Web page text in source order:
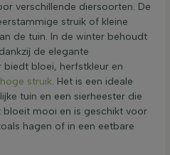
verschillende diersoorten. De
struik of kleine
de tuin. In de winter behoudt
de elegante
biedt bloei, herfstkleur en
hoge struik. Het is een ideale
tuin en een sierheester die
bloeit mooi en is geschikt voor
hagen of in een eetbare